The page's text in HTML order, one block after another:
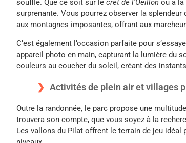
souffle. Que ce soit sur le crêt de l’Oeillon ou à la
surprenante. Vous pourrez observer la
aux montagnes imposantes, offrant aux
C’est également l’occasion parfaite pour
appareil photo en main, capturant la lumière du
couleurs au coucher du soleil, créant des
Activités de plein air et villages
Outre la randonnée, le parc propose une
trouvera son compte, que vous soyez à la
Les vallons du Pilat offrent le terrain de jeu